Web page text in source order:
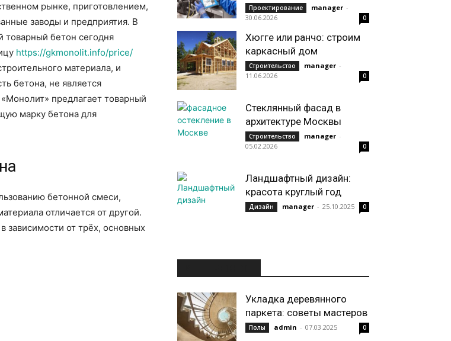
рынке, приготовлением,
заводы и предприятия. В
товарный бетон сегодня
https://gkmonolit.info/price/
материала, и
бетона, не является
предлагает товарный
марку бетона для
бетонной смеси,
отличается от другой.
зависимости от трёх, основных
Проектирование manager -
30.06.2026
0
Хюгге или ранчо: строим
каркасный дом
Строительство manager -
11.06.2026
0
Стеклянный фасад в
архитектуре Москвы
Строительство manager -
05.02.2026
0
Ландшафтный дизайн:
красота круглый год
Дизайн manager - 25.10.2025 0
Укладка деревянного
паркета: советы мастеров
Полы admin - 07.03.2025 0